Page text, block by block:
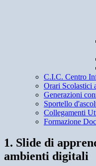
C.I.C. Centro
Orari Scolastici
Generazioni
Sportello
Collegamenti
Formazione
1. Slide di
ambienti digitali